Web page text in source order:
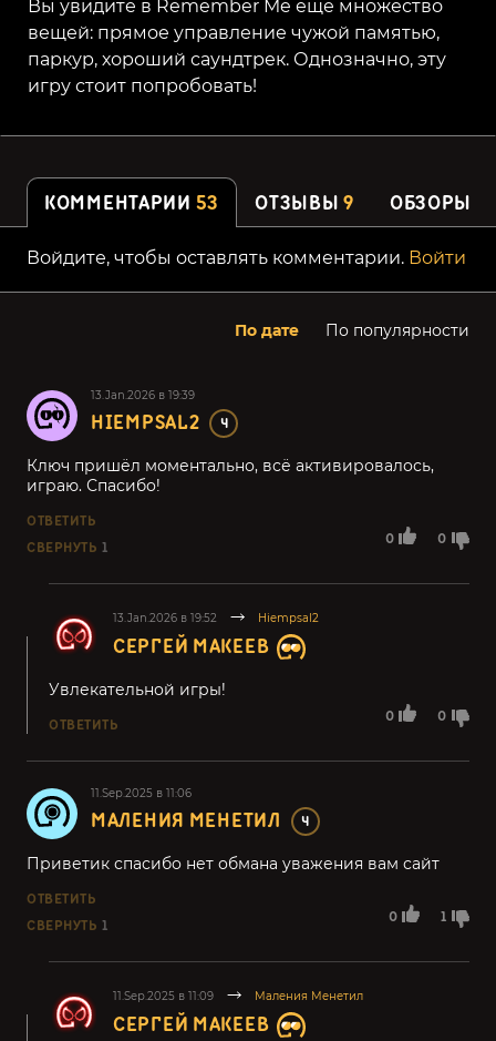
Вы увидите в Remember Me еще множество
вещей: прямое управление чужой памятью,
паркур, хороший саундтрек. Однозначно, эту
игру стоит попробовать!
КОММЕНТАРИИ 53 ОТЗЫВЫ9 ОБЗОРЫ
Войдите, чтобы оставлять комментарии. Войти
По дате По популярности
13.Jan.2026 в 19:39
HIEMPSAL2 4
0 0
Ключ пришёл моментально, всё активировалось,
играю. Спасибо!
ОТВЕТИТЬ
СВЕРНУТЬ 1
13.Jan.2026 в 19:52 Hiempsal2
СЕРГЕЙ МАКЕЕВ
0 0
Увлекательной игры!
ОТВЕТИТЬ
11.Sep.2025 в 11:06
МАЛЕНИЯ МЕНЕТИЛ 4
0 1
Приветик спасибо нет обмана уважения вам сайт
ОТВЕТИТЬ
СВЕРНУТЬ 1
11.Sep.2025 в 11:09 Маления Менетил
СЕРГЕЙ МАКЕЕВ